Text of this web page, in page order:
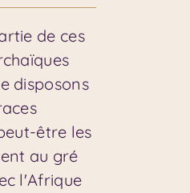
de ces
disposons
être les
au gré
l'Afrique